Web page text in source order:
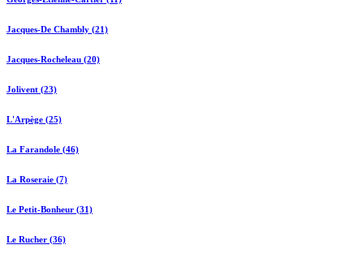
Jacques-De Chambly (21)
Jacques-Rocheleau (20)
Jolivent (23)
L'Arpège (25)
La Farandole (46)
La Roseraie (7)
Le Petit-Bonheur (31)
Le Rucher (36)